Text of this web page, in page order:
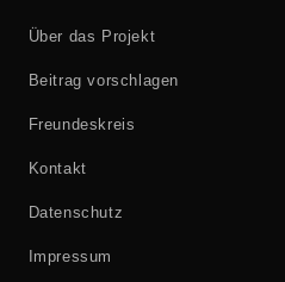
Über das Projekt
Beitrag vorschlagen
Freundeskreis
Kontakt
Datenschutz
Impressum